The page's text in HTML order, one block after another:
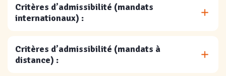
Critères d’admissibilité (mandats
internationaux) :
Critères d’admissibilité (mandats à
distance) :